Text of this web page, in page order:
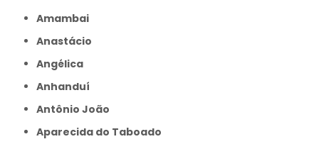
Amambai
Anastácio
Angélica
Anhanduí
Antônio João
Aparecida do Taboado